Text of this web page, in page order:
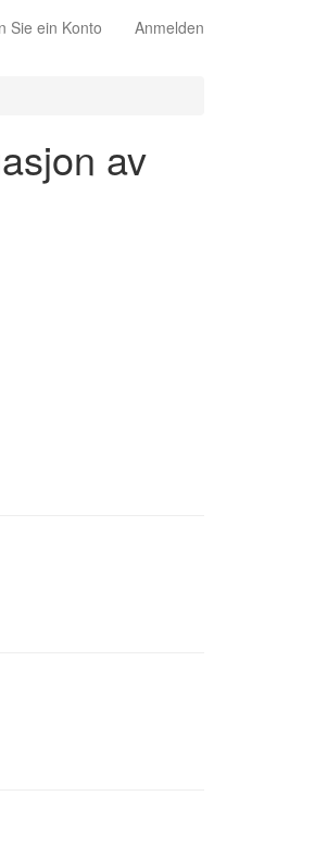
Sie ein Konto Anmelden
av